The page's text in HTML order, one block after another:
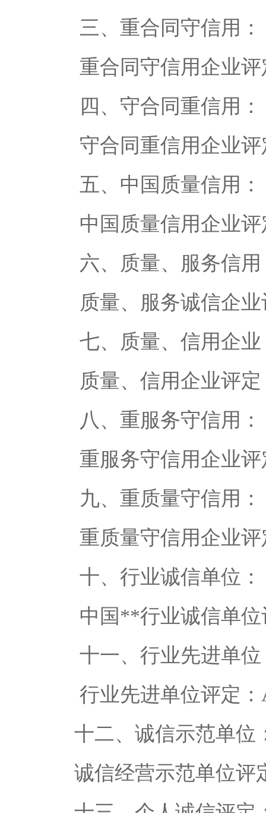
三、重合同守信用：
重合同守信用企业评
四、守合同重信用：
守合同重信用企业评
五、中国质量信用：
中国质量信用企业评
六、质量、服务信用
质量、服务诚信企业
七、质量、信用企业
质量、信用企业评定
八、重服务守信用：
重服务守信用企业评
九、重质量守信用：
重质量守信用企业评
十、行业诚信单位：
中国**行业诚信单位
十一、行业先进单位
行业先进单位评定：
十二、诚信示范单位
诚信经营示范单位评